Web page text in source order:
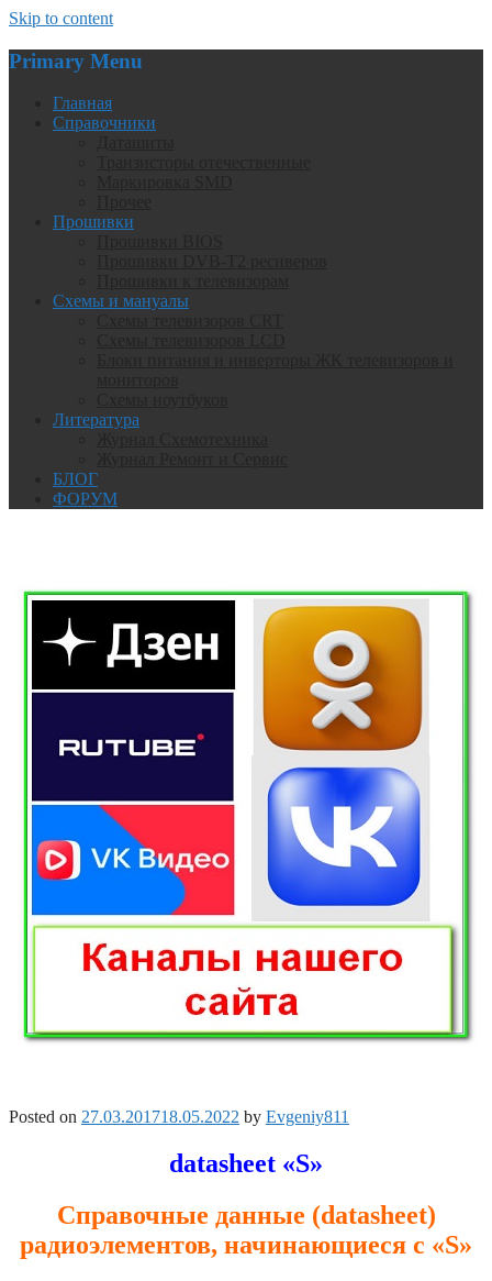
Skip to content
Primary Menu
Главная
Справочники
Прошивки
Схемы и мануалы
Литература
БЛОГ
ФОРУМ
Posted on 27.03.201718.05.2022 by Evgeniy811
datasheet «S»
Справочные данные (datasheet)
радиоэлементов, начинающиеся с «S»